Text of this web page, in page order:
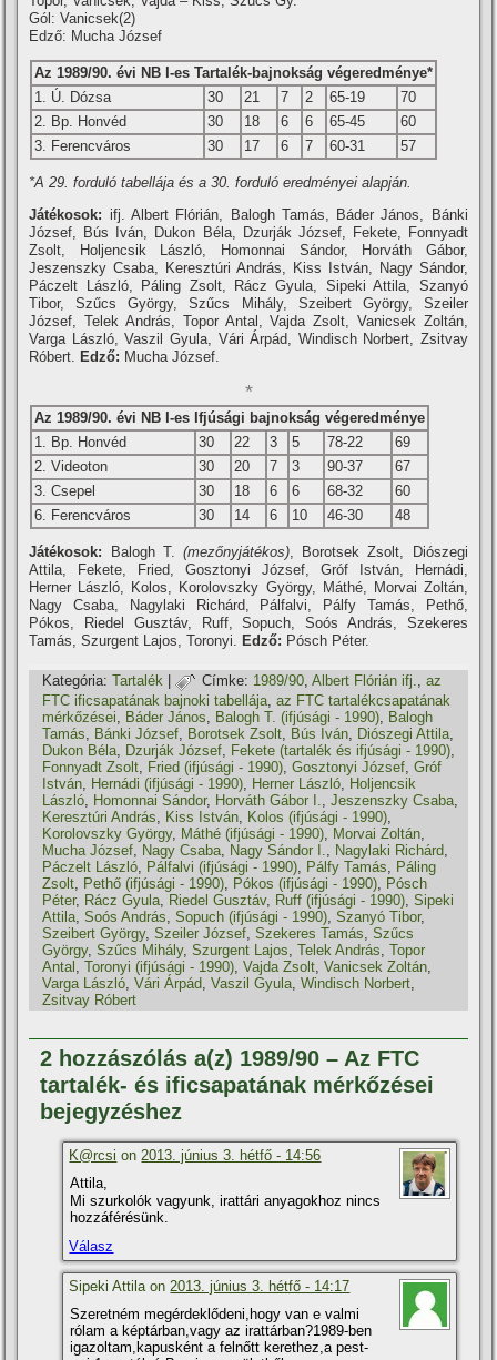
Gól: Vanicsek(2)
Edző: Mucha József
Az 1989/90. évi NB I-es Tartalék-bajnokság végeredménye*
1. Ú. Dózsa
30 21 7 2 65-19
70
2. Bp. Honvéd
30 18 6 6 65-45
60
3. Ferencváros
30 17 6 7 60-31 57
*A 29. forduló tabellája és a 30. forduló eredményei alapján.
Játékosok: ifj. Albert Flórián, Balogh Tamás, Báder János, Bánki
József, Bús Iván, Dukon Béla, Dzurják József, Fekete, Fonnyadt
Zsolt, Holjencsik László, Homonnai Sándor, Horváth Gábor,
Jeszenszky Csaba, Keresztúri András, Kiss István, Nagy Sándor,
Páczelt László, Páling Zsolt, Rácz Gyula, Sipeki Attila, Szanyó
Tibor, Szűcs György, Szűcs Mihály, Szeibert György, Szeiler
József, Telek András, Topor Antal, Vajda Zsolt, Vanicsek Zoltán,
Varga László, Vaszil Gyula, Vári Árpád, Windisch Norbert, Zsitvay
Róbert. Edző: Mucha József.
*
Az 1989/90. évi NB I-es Ifjúsági bajnokság végeredménye
1. Bp. Honvéd
30 22 3 5 78-22
69
2. Videoton
30 20 7 3 90-37
67
3. Csepel
30 18 6 6 68-32
60
6. Ferencváros
30 14 6 10 46-30 48
Játékosok: Balogh T. (mezőnyjátékos), Borotsek Zsolt, Diószegi
Attila, Fekete, Fried, Gosztonyi József, Gróf István, Hernádi,
Herner László, Kolos, Korolovszky György, Máthé, Morvai Zoltán,
Nagy Csaba, Nagylaki Richárd, Pálfalvi, Pálfy Tamás, Pethő,
Pókos, Riedel Gusztáv, Ruff, Sopuch, Soós András, Szekeres
Tamás, Szurgent Lajos, Toronyi. Edző: Pósch Péter.
Kategória: Tartalék | Címke: 1989/90,Albert Flórián ifj.,az
FTC ificsapatának bajnoki tabellája,az FTC tartalékcsapatának
mérkőzései, Báder János, Balogh T. (ifjúsági - 1990), Balogh
Tamás, Bánki József, Borotsek Zsolt, Bús Iván, Diószegi Attila,
Dukon Béla, Dzurják József, Fekete (tartalék és ifjúsági - 1990),
Fonnyadt Zsolt, Fried (ifjúsági - 1990),Gosztonyi József,Gróf
István, Hernádi (ifjúsági - 1990), Herner László, Holjencsik
László, Homonnai Sándor, Horváth Gábor I.,Jeszenszky Csaba,
Keresztúri András, Kiss István, Kolos (ifjúsági - 1990),
Korolovszky György, Máthé (ifjúsági - 1990), Morvai Zoltán,
Mucha József, Nagy Csaba, Nagy Sándor I., Nagylaki Richárd,
Páczelt László, Pálfalvi (ifjúsági - 1990), Pálfy Tamás, Páling
Zsolt, Pethő (ifjúsági - 1990), Pókos (ifjúsági - 1990), Pósch
Péter, Rácz Gyula, Riedel Gusztáv, Ruff (ifjúsági - 1990),Sipeki
Attila,Soós András,Sopuch (ifjúsági - 1990),Szanyó Tibor,
Szeibert György,Szeiler József,Szekeres Tamás,Szűcs
György,Szűcs Mihály,Szurgent Lajos,Telek András,Topor
Antal ,Toronyi (ifjúsági - 1990),Vajda Zsolt,Vanicsek Zoltán,
Varga László,Vári Árpád,Vaszil Gyula,Windisch Norbert,
Zsitvay Róbert
2 hozzászólás a(z) 1989/90 – Az FTC
tartalék- és ificsapatának mérkőzései
bejegyzéshez
K@rcsi on2013. június 3. hétfő - 14:56
Attila,
Mi szurkolók vagyunk, irattári anyagokhoz nincs
hozzáférésünk.
Válasz
Sipeki Attila on2013. június 3. hétfő - 14:17
Szeretném megérdeklődeni,hogy van e valmi
rólam a képtárban,vagy az irattárban?1989-ben
igazoltam,kapusként a felnőtt kerethez,a pest-